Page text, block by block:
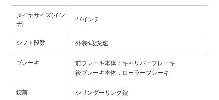
タイヤサイズ(イン
チ)
27インチ
シフト段数 外装6段変速
ブレーキ
前ブレーキ本体：キャリパーブレーキ
後ブレーキ本体：ローラーブレーキ
錠前 シリンダーリング錠